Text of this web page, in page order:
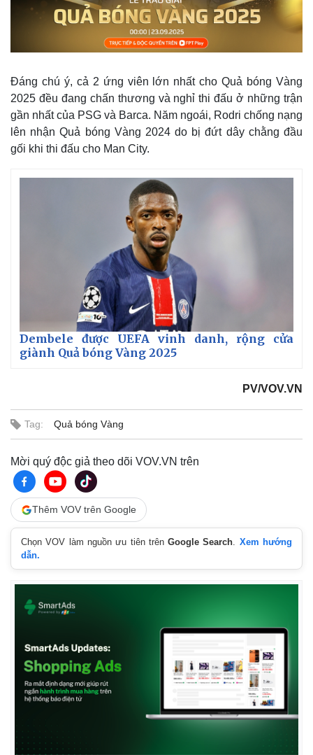
Thế giới
Quan sát
Cuộc sống đó đây
Multimedia
Infographic
Đáng chú ý, cả 2 ứng viên lớn nhất cho Quả bóng Vàng
2025 đều đang chấn thương và nghỉ thi đấu ở những trận
gần nhất của PSG và Barca. Năm ngoái, Rodri chống nạng
lên nhận Quả bóng Vàng 2024 do bị đứt dây chằng đầu
gối khi thi đấu cho Man City.
Dembele được UEFA vinh danh, rộng cửa
giành Quả bóng Vàng 2025
PV/VOV.VN
Tag: Quả bóng Vàng
Mời quý độc giả theo dõi VOV.VN trên
Thêm VOV trên Google
Chọn VOV làm nguồn ưu tiên trênGoogle Search. Xem hướng
dẫn.